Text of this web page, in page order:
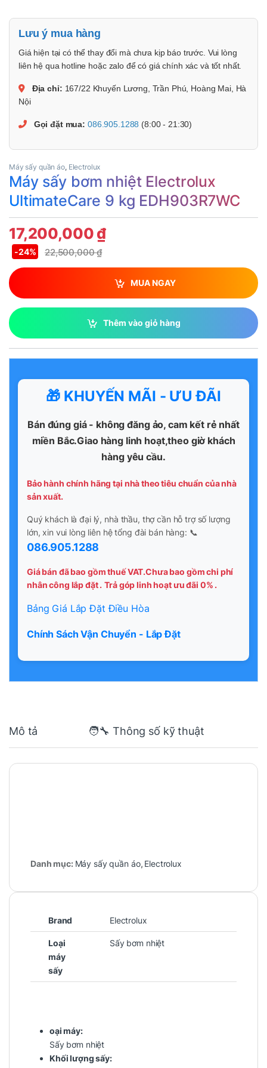
Lưu ý mua hàng
Giá hiện tại có thể thay đổi mà chưa kịp báo trước. Vui lòng
liên hệ qua hotline hoặc zalo để có giá chính xác và tốt nhất.
Địa chỉ: 167/22 Khuyến Lương, Trần Phú, Hoàng Mai, Hà
Nội
Gọi đặt mua: 086.905.1288 (8:00 - 21:30)
Máy sấy quần áo, Electrolux
Máy sấy bơm nhiệt Electrolux
UltimateCare 9 kg EDH903R7WC
17,200,000 ₫
22,500,000₫
-24%
MUA NGAY
Thêm vào giỏ hàng
🎁 KHUYẾN MÃI - ƯU ĐÃI
Bán đúng giá - không đăng ảo, cam kết rẻ nhất
miền Bắc.Giao hàng linh hoạt,theo giờ khách
hàng yêu cầu.
Bảo hành chính hãng tại nhà theo tiêu chuẩn của nhà
sản xuất.
Quý khách là đại lý, nhà thầu, thợ cần hỗ trợ số lượng
lớn, xin vui lòng liên hệ tổng đài bán hàng: 📞
086.905.1288
Giá bán đã bao gồm thuế VAT.Chưa bao gồm chi phí
nhân công lắp đặt . Trả góp linh hoạt ưu đãi 0% .
Bảng Giá Lắp Đặt Điều Hòa
Chính Sách Vận Chuyển - Lắp Đặt
Mô tả 🧑‍🔧 Thông số kỹ thuật
Danh mục: Máy sấy quần áo, Electrolux
Brand Electrolux
Loại
máy
sấy
Sấy bơm nhiệt
oại máy:
Sấy bơm nhiệt
Khối lượng sấy: